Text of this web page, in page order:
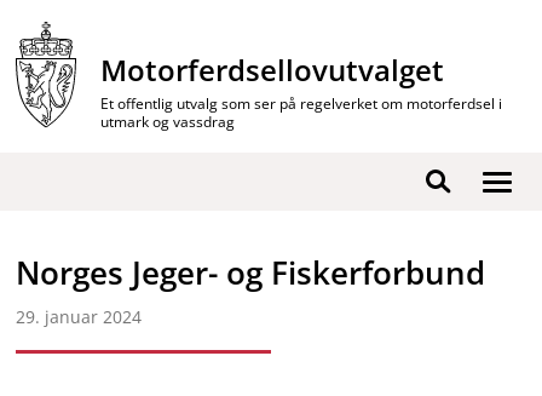
innhold
Motorferdsellovutvalget
Et offentlig utvalg som ser på regelverket om motorferdsel i
utmark og vassdrag
Vis
Søk
Norges Jeger- og Fiskerforbund
29. januar 2024